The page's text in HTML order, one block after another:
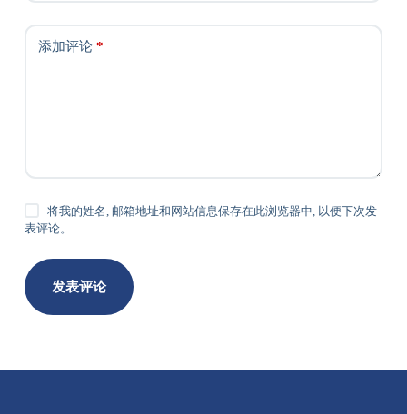
添加评论*
将我的姓名, 邮箱地址和网站信息保存在此浏览器中, 以便下次发
表评论。
发表评论